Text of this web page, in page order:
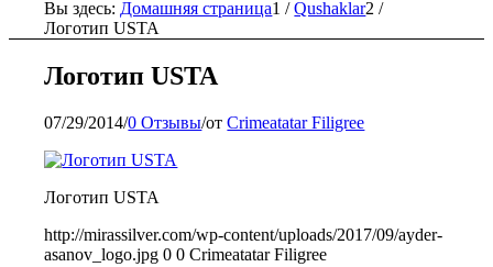
Вы здесь: Домашняя страница1 / Qushaklar2 /
Логотип USTA
Логотип USTA
07/29/2014/0 Отзывы/отCrimeatatar Filigree
Логотип USTA
http://mirassilver.com/wp-content/uploads/2017/09/ayder-
asanov_logo.jpg 0 0 Crimeatatar Filigree